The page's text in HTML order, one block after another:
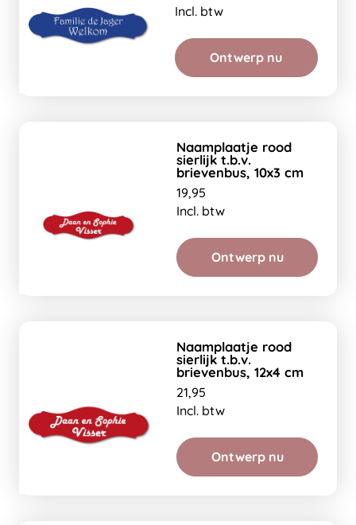
Incl. btw
Ontwerp nu
Naamplaatje rood
sierlijk t.b.v.
brievenbus, 10x3 cm
19,95
Incl. btw
Ontwerp nu
Naamplaatje rood
sierlijk t.b.v.
brievenbus, 12x4 cm
21,95
Incl. btw
Ontwerp nu